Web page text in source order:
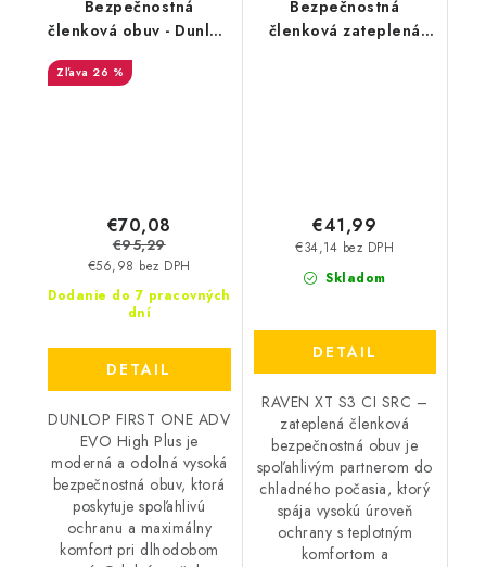
Bezpečnostná
členková obuv - Dunlop
FIRST ONE ADV EVO
S3 - čierna DL0202007
26 %
Dodanie do 7 pracovných
dní
€56,98 bez DPH
€70,08
€95,29
DETAIL
DUNLOP FIRST ONE ADV
EVO High Plus je
moderná a odolná vysoká
bezpečnostná obuv, ktorá
poskytuje spoľahlivú
ochranu a maximálny
komfort pri dlhodobom
Bezpečnostná
členková zateplená
Skladom
€34,14 bez DPH
€41,99
DETAIL
RAVEN XT S3 CI SRC –
zateplená členková
bezpečnostná obuv je
spoľahlivým partnerom do
chladného počasia, ktorý
spája vysokú úroveň
ochrany s teplotným
komfortom a